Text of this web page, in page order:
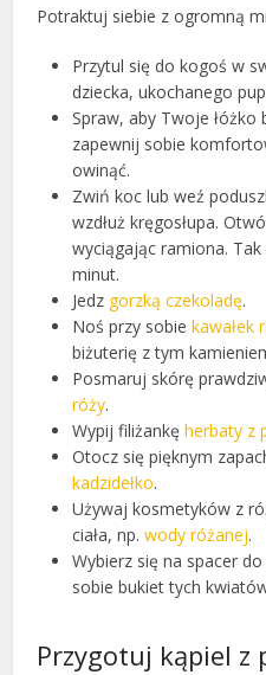
Potraktuj siebie z ogromną
Przytul się do kogoś w
dziecka, ukochanego
Spraw, aby Twoje łóżko
zapewnij sobie
owinąć.
Zwiń koc lub weź
wzdłuż kręgosłupa.
wyciągając ramiona.
minut.
Jedz gorzką czekoladę.
Noś przy sobiekawałek
biżuterię z tym
Posmaruj skórę
róży.
Wypij filiżankęherbaty z
Otocz się pięknym
kadzidełko.
Używaj kosmetyków z
ciała, np.wody różanej.
Wybierz się na spacer
sobie bukiet tych
Przygotuj kąpiel z